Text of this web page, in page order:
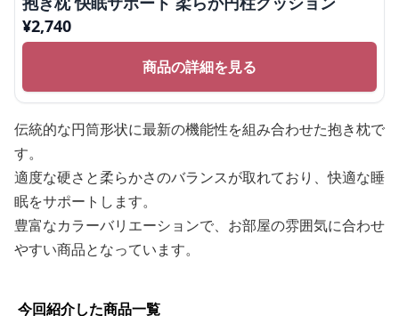
¥2,740
商品の詳細を見る
伝統的な円筒形状に最新の機能性を組み合わせた抱き枕で
す。
適度な硬さと柔らかさのバランスが取れており、快適な睡
眠をサポートします。
豊富なカラーバリエーションで、お部屋の雰囲気に合わせ
やすい商品となっています。
今回紹介した商品一覧